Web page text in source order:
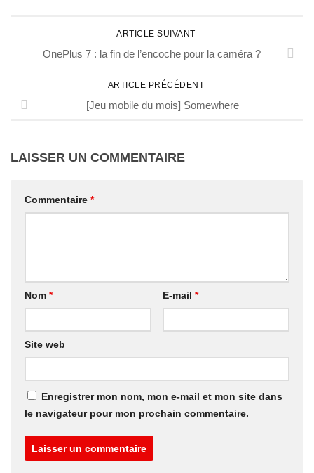
ARTICLE SUIVANT
OnePlus 7 : la fin de l’encoche pour la caméra ?
ARTICLE PRÉCÉDENT
[Jeu mobile du mois] Somewhere
LAISSER UN COMMENTAIRE
Commentaire *
Nom * E-mail *
Site web
Enregistrer mon nom, mon e-mail et mon site dans
le navigateur pour mon prochain commentaire.